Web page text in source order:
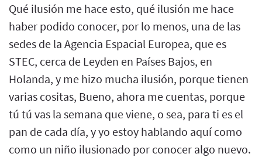
Qué ilusión me hace esto, qué ilusión me hace
haber podido conocer, por lo menos, una de las
sedes de la Agencia Espacial Europea, que es
STEC, cerca de Leyden en Países Bajos, en
Holanda, y me hizo mucha ilusión, porque tienen
varias cositas, Bueno, ahora me cuentas, porque
tú tú vas la semana que viene, o sea, para ti es el
pan de cada día, y yo estoy hablando aquí como
como un niño ilusionado por conocer algo nuevo.